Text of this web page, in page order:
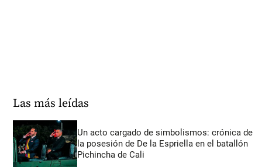
Las más leídas
Un acto cargado de simbolismos: crónica de
la posesión de De la Espriella en el batallón
Pichincha de Cali